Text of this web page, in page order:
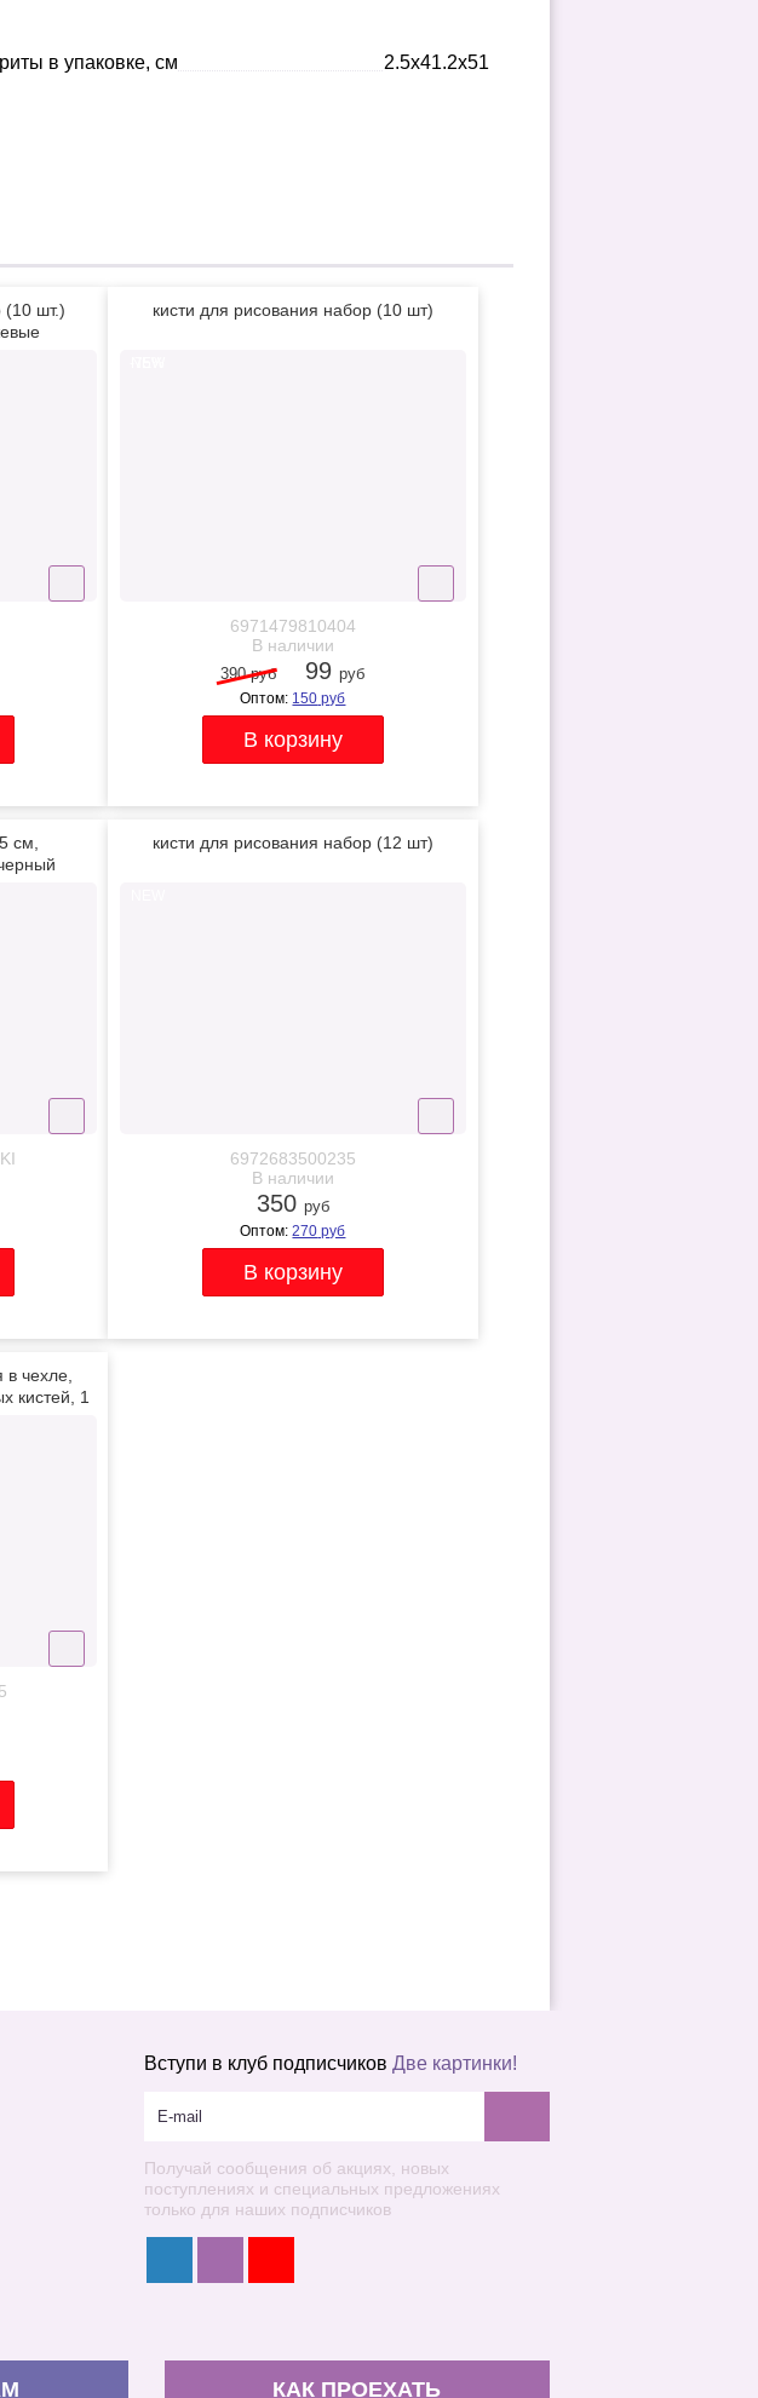
в упаковке, см
2.5x41.2x51
(10 шт.)
кисти для рисования набор (10 шт)
6971479810404
В наличии
390 руб 99 руб
Оптом: 150 руб
см,
кисти для рисования набор (12 шт)
6972683500235
В наличии
350 руб
Оптом:270 руб
чехле,
кистей, 1
Вступи в клуб подписчиковДве картинки!
Получай сообщения об акциях, новых
поступлениях и специальных предложениях
только для наших подписчиков
КАК ПРОЕХАТЬ